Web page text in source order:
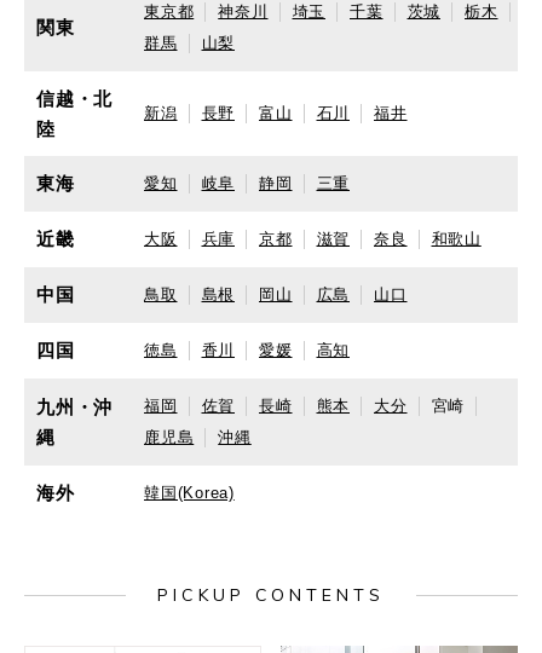
関東
東京都 神奈川 埼玉 千葉 茨城
栃木
群馬
山梨
信越・北
陸
新潟 長野 富山 石川 福井
東海 愛知 岐阜 静岡 三重
近畿 大阪 兵庫 京都 滋賀 奈良 和歌山
中国 鳥取 島根 岡山 広島 山口
四国 徳島 香川 愛媛 高知
九州・沖
縄
福岡 佐賀 長崎 熊本 大分
宮崎
鹿児島
沖縄
海外 韓国(Korea)
PICKUP CONTENTS